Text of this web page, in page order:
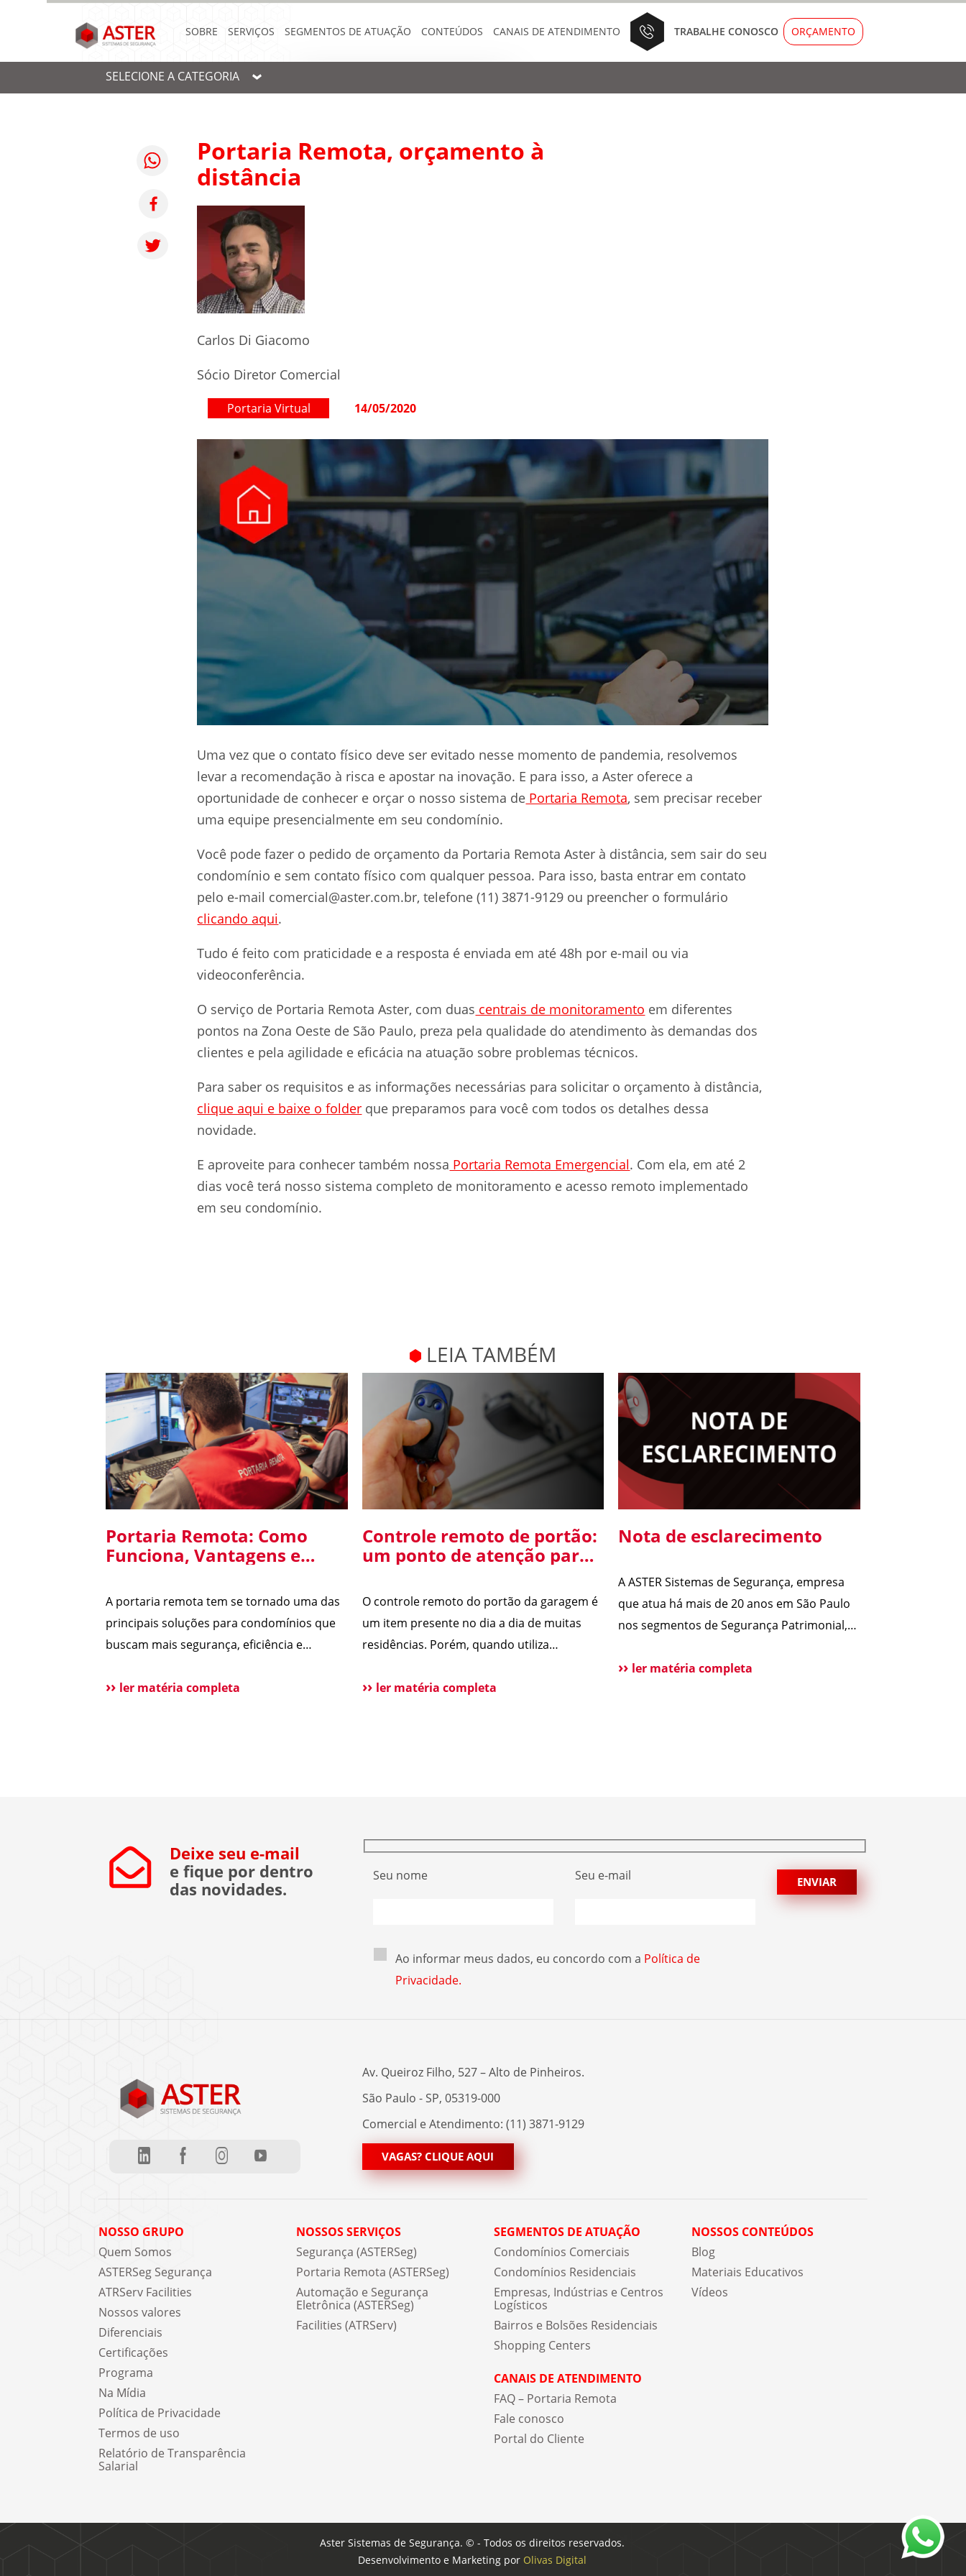
SOBRE SERVIÇOS SEGMENTOS DE ATUAÇÃO CONTEÚDOS CANAIS DE ATENDIMENTO TRABALHE CONOSCO ORÇAMENTO
SELECIONE A CATEGORIA
Portaria Remota, orçamento à
distância
Carlos Di Giacomo
Sócio Diretor Comercial
Portaria Virtual 14/05/2020
Uma vez que o contato físico deve ser evitado nesse momento de pandemia, resolvemos
levar a recomendação à risca e apostar na inovação. E para isso, a Aster oferece a
oportunidade de conhecer e orçar o nosso sistema de Portaria Remota, sem precisar receber
uma equipe presencialmente em seu condomínio.
Você pode fazer o pedido de orçamento da Portaria Remota Aster à distância, sem sair do seu
condomínio e sem contato físico com qualquer pessoa. Para isso, basta entrar em contato
pelo e-mail comercial@aster.com.br, telefone (11) 3871-9129 ou preencher o formulário
clicando aqui.
Tudo é feito com praticidade e a resposta é enviada em até 48h por e-mail ou via
videoconferência.
O serviço de Portaria Remota Aster, com duas centrais de monitoramento em diferentes
pontos na Zona Oeste de São Paulo, preza pela qualidade do atendimento às demandas dos
clientes e pela agilidade e eficácia na atuação sobre problemas técnicos.
Para saber os requisitos e as informações necessárias para solicitar o orçamento à distância,
clique aqui e baixe o folder que preparamos para você com todos os detalhes dessa
novidade.
E aproveite para conhecer também nossa Portaria Remota Emergencial. Com ela, em até 2
dias você terá nosso sistema completo de monitoramento e acesso remoto implementado
em seu condomínio.
LEIA TAMBÉM
Portaria Remota: Como
Funciona, Vantagens e
em Condomínios
A portaria remota tem se tornado uma das
principais soluções para condomínios que
buscam mais segurança, eficiência e
tecnologia e a dificuldade na contratação de
ler matéria completa
Controle remoto de portão:
um ponto de atenção para
residência
O controle remoto do portão da garagem é
um item presente no dia a dia de muitas
residências. Porém, quando utiliza
vulnerabilidade de segurança. Alguns
ler matéria completa
Nota de esclarecimento
A ASTER Sistemas de Segurança, empresa
que atua há mais de 20 anos em São Paulo
nos segmentos de Segurança Patrimonial,
a público esclarecer que não possui
ler matéria completa
Deixe seu e-mail
e fique por dentro
das novidades.
Seu nome Seu e-mail
Ao informar meus dados, eu concordo com a Política de
Privacidade.
Av. Queiroz Filho, 527 – Alto de Pinheiros.
São Paulo - SP, 05319-000
Comercial e Atendimento: (11) 3871-9129
VAGAS? CLIQUE AQUI
NOSSO GRUPO
Quem Somos
ASTERSeg Segurança
ATRServ Facilities
Nossos valores
Diferenciais
Certificações
Programa
Na Mídia
Política de Privacidade
Termos de uso
Relatório de Transparência
Salarial
NOSSOS SERVIÇOS
Segurança (ASTERSeg)
Portaria Remota (ASTERSeg)
Automação e Segurança
Eletrônica (ASTERSeg)
Facilities (ATRServ)
SEGMENTOS DE ATUAÇÃO
Condomínios Comerciais
Condomínios Residenciais
Empresas, Indústrias e Centros
Logísticos
Bairros e Bolsões Residenciais
Shopping Centers
CANAIS DE ATENDIMENTO
FAQ – Portaria Remota
Fale conosco
Portal do Cliente
NOSSOS CONTEÚDOS
Blog
Materiais Educativos
Vídeos
Aster Sistemas de Segurança. © - Todos os direitos reservados.
Desenvolvimento e Marketing por Olivas Digital